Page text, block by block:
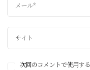
次回のコメントで使用す